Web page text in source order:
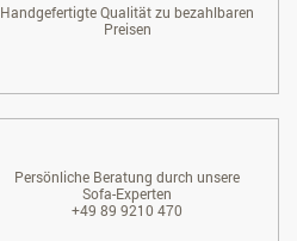
Handgefertigte Qualität zu bezahlbaren
Preisen
Persönliche Beratung durch unsere
Sofa-Experten
+49 89 9210 470